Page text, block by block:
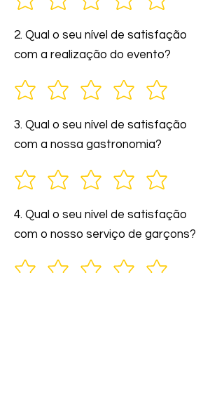
2. Qual o seu nível de satisfação
com a realização do evento?
3. Qual o seu nível de satisfação
com a nossa gastronomia?
4. Qual o seu nível de satisfação
com o nosso serviço de garçons?